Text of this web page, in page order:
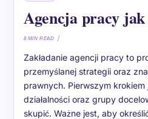
Agencja pracy jak
8 MIN READ
Zakładanie agencji pracy to
przemyślanej strategii oraz
prawnych. Pierwszym
działalności oraz grupy
skupić. Ważne jest, aby